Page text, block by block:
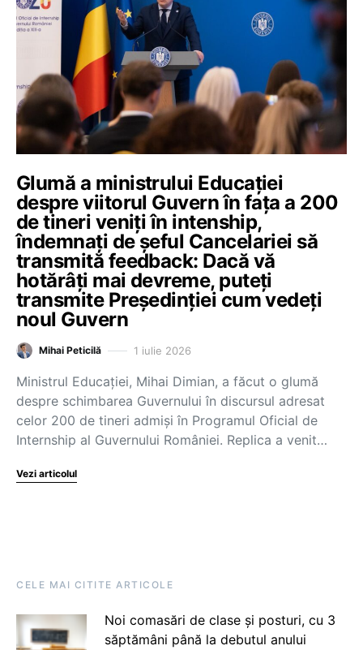
Glumă a ministrului Educației
despre viitorul Guvern în fața a 200
de tineri veniți în intenship,
îndemnați de șeful Cancelariei să
transmită feedback: Dacă vă
hotărâți mai devreme, puteți
transmite Președinției cum vedeți
noul Guvern
Mihai Peticilă 1 iulie 2026
Ministrul Educației, Mihai Dimian, a făcut o glumă
despre schimbarea Guvernului în discursul adresat
celor 200 de tineri admiși în Programul Oficial de
Internship al Guvernului României. Replica a venit…
Vezi articolul
CELE MAI CITITE ARTICOLE
Noi comasări de clase și posturi, cu 3
săptămâni până la debutul anului